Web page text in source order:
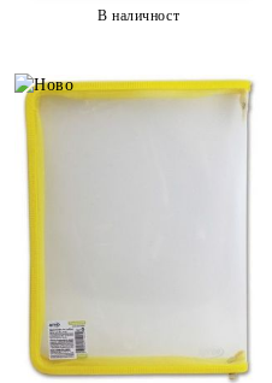
В наличност